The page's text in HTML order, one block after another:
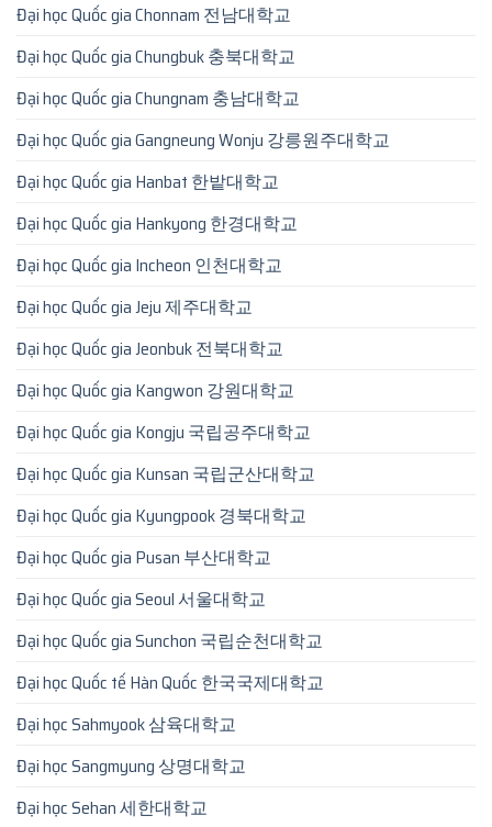
Đại học Quốc gia Chonnam 전남대학교
Đại học Quốc gia Chungbuk 충북대학교
Đại học Quốc gia Chungnam 충남대학교
Đại học Quốc gia Gangneung Wonju 강릉원주대학교
Đại học Quốc gia Hanbat 한밭대학교
Đại học Quốc gia Hankyong 한경대학교
Đại học Quốc gia Incheon 인천대학교
Đại học Quốc gia Jeju 제주대학교
Đại học Quốc gia Jeonbuk 전북대학교
Đại học Quốc gia Kangwon 강원대학교
Đại học Quốc gia Kongju 국립공주대학교
Đại học Quốc gia Kunsan 국립군산대학교
Đại học Quốc gia Kyungpook 경북대학교
Đại học Quốc gia Pusan 부산대학교
Đại học Quốc gia Seoul 서울대학교
Đại học Quốc gia Sunchon 국립순천대학교
Đại học Quốc tế Hàn Quốc 한국국제대학교
Đại học Sahmyook 삼육대학교
Đại học Sangmyung 상명대학교
Đại học Sehan 세한대학교